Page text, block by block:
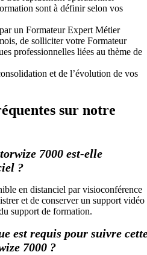
sont à définir selon vos
un Formateur Expert Métier
de solliciter votre Formateur
professionnelles liées au thème de
et de l’évolution de vos
sur notre
7000 est-elle
?
en distanciel par visioconférence
et de conserver un support vidéo
support de formation.
est requis pour suivre
7000 ?